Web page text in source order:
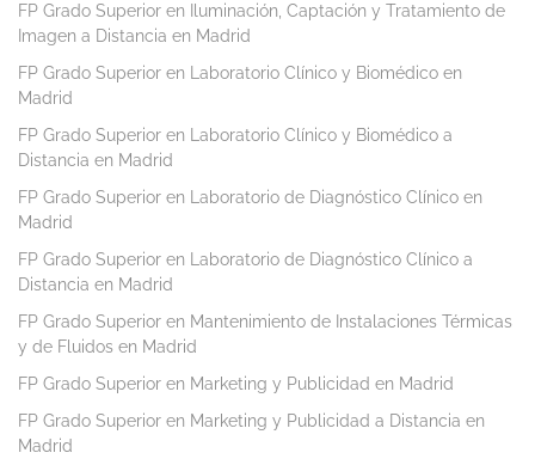
FP Grado Superior en Iluminación, Captación y Tratamiento de
Imagen a Distancia en Madrid
FP Grado Superior en Laboratorio Clínico y Biomédico en
Madrid
FP Grado Superior en Laboratorio Clínico y Biomédico a
Distancia en Madrid
FP Grado Superior en Laboratorio de Diagnóstico Clínico en
Madrid
FP Grado Superior en Laboratorio de Diagnóstico Clínico a
Distancia en Madrid
FP Grado Superior en Mantenimiento de Instalaciones Térmicas
y de Fluidos en Madrid
FP Grado Superior en Marketing y Publicidad en Madrid
FP Grado Superior en Marketing y Publicidad a Distancia en
Madrid